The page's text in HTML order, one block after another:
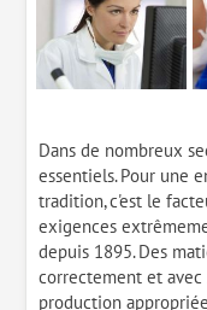
Dans de nombreux
essentiels. Pour une
tradition, c'est le
exigences
depuis 1895. Des
correctement et avec
production